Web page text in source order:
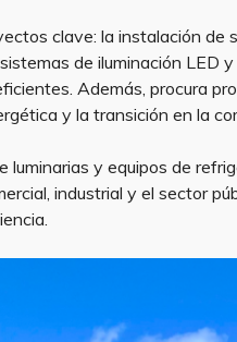
clave: la instalación
de iluminación LED
Además, procura
y la transición en la
luminarias y equipos de
industrial y el sector